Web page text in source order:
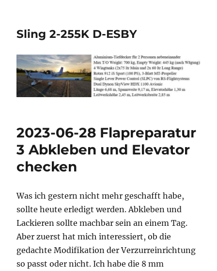
Sling 2-255K D-ESBY
2023-06-28 Flapreparatur
3 Abkleben und Elevator
checken
Was ich gestern nicht mehr geschafft habe,
sollte heute erledigt werden. Abkleben und
Lackieren sollte machbar sein an einem Tag.
Aber zuerst hat mich interessiert, ob die
gedachte Modifikation der Verzurreinrichtung
so passt oder nicht. Ich habe die 8 mm